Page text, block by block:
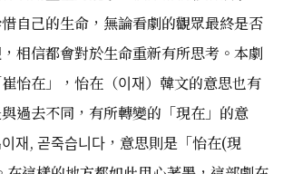
自己的生命，無論看劇的觀眾最終是否
相信都會對於生命重新有所思考。本劇
怡在」，怡在（이재）韓文的意思也有
與過去不同，有所轉變的「現在」的意
재, 곧죽습니다，意思則是「怡在(現